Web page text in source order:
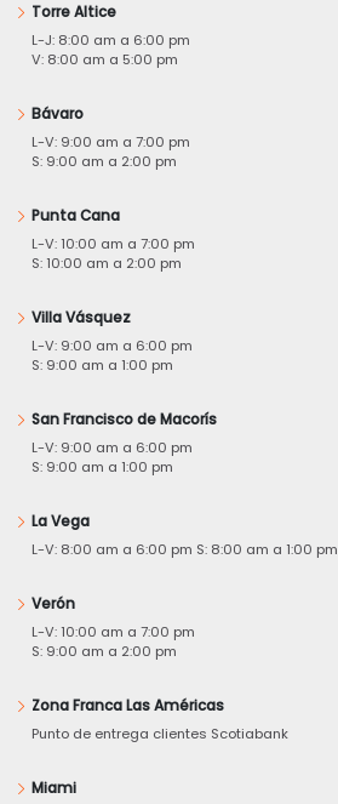
Torre Altice
L-J: 8:00 am a 6:00 pm
V: 8:00 am a 5:00 pm
Bávaro
L-V: 9:00 am a 7:00 pm
S: 9:00 am a 2:00 pm
Punta Cana
L-V: 10:00 am a 7:00 pm
S: 10:00 am a 2:00 pm
Villa Vásquez
L-V: 9:00 am a 6:00 pm
S: 9:00 am a 1:00 pm
San Francisco de Macorís
L-V: 9:00 am a 6:00 pm
S: 9:00 am a 1:00 pm
La Vega
L-V: 8:00 am a 6:00 pm S: 8:00 am a 1:00 pm
Verón
L-V: 10:00 am a 7:00 pm
S: 9:00 am a 2:00 pm
Zona Franca Las Américas
Punto de entrega clientes Scotiabank
Miami